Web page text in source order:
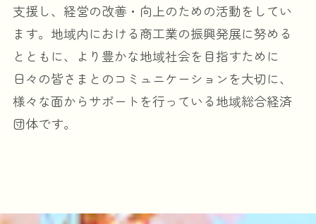
支援し、経営の改善・向上のための活動をしてい
ます。地域内における商工業の振興発展に努める
とともに、より豊かな地域社会を目指すために
日々の皆さまとのコミュニケーションを大切に、
様々な面からサポートを行っている地域総合経済
団体です。